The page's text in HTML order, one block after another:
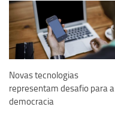
Novas tecnologias
representam desafio para a
democracia